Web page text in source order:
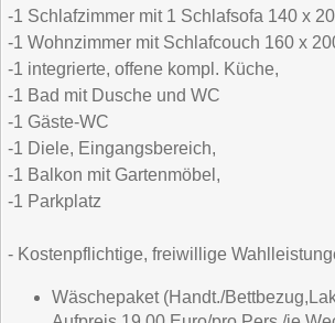
-1 Schlafzimmer mit 1 Schlafsofa 140 x
-1 Wohnzimmer mit Schlafcouch 160 x
-1 integrierte, offene kompl. Küche,
-1 Bad mit Dusche und WC
-1 Gäste-WC
-1 Diele, Eingangsbereich,
-1 Balkon mit Gartenmöbel,
-1 Parkplatz
- Kostenpflichtige, freiwillige
Wäschepaket (Handt./